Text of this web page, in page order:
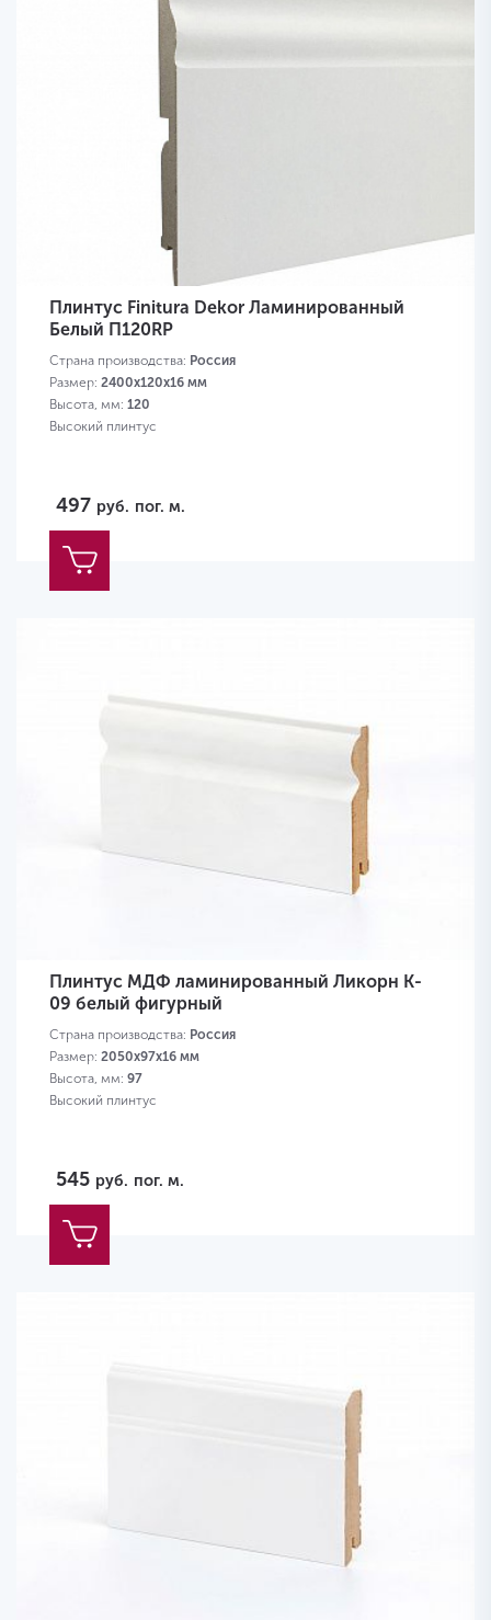
Плинтус Finitura Dekor Ламинированный
Белый П120RP
Страна производства: Россия
Размер: 2400х120х16 мм
Высота, мм: 120
Высокий плинтус
497 руб. пог. м.
Плинтус МДФ ламинированный Ликорн K-
09 белый фигурный
Страна производства: Россия
Размер: 2050х97х16 мм
Высота, мм: 97
Высокий плинтус
545 руб. пог. м.